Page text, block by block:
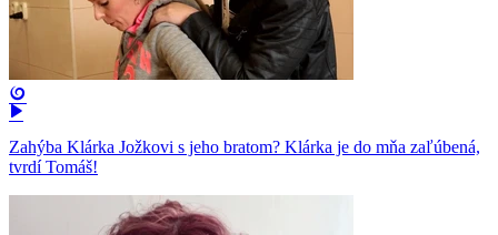
Zahýba Klárka Jožkovi s jeho bratom? Klárka je do mňa zaľúbená,
tvrdí Tomáš!